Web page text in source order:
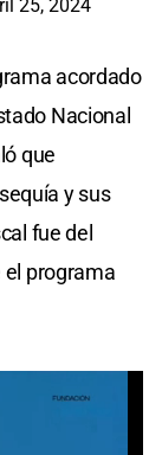
25, 2024
acordado
Nacional
que
y sus
fue del
el programa